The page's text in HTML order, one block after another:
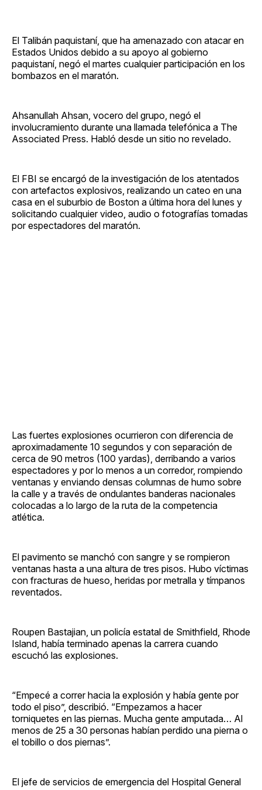
El Talibán paquistaní, que ha amenazado con atacar en
Estados Unidos debido a su apoyo al gobierno
paquistaní, negó el martes cualquier participación en los
bombazos en el maratón.
Ahsanullah Ahsan, vocero del grupo, negó el
involucramiento durante una llamada telefónica a The
Associated Press. Habló desde un sitio no revelado.
El FBI se encargó de la investigación de los atentados
con artefactos explosivos, realizando un cateo en una
casa en el suburbio de Boston a última hora del lunes y
solicitando cualquier video, audio o fotografías tomadas
por espectadores del maratón.
Las fuertes explosiones ocurrieron con diferencia de
aproximadamente 10 segundos y con separación de
cerca de 90 metros (100 yardas), derribando a varios
espectadores y por lo menos a un corredor, rompiendo
ventanas y enviando densas columnas de humo sobre
la calle y a través de ondulantes banderas nacionales
colocadas a lo largo de la ruta de la competencia
atlética.
El pavimento se manchó con sangre y se rompieron
ventanas hasta a una altura de tres pisos. Hubo víctimas
con fracturas de hueso, heridas por metralla y tímpanos
reventados.
Roupen Bastajian, un policía estatal de Smithfield, Rhode
Island, había terminado apenas la carrera cuando
escuchó las explosiones.
“Empecé a correr hacia la explosión y había gente por
todo el piso”, describió. “Empezamos a hacer
torniquetes en las piernas. Mucha gente amputada… Al
menos de 25 a 30 personas habían perdido una pierna o
el tobillo o dos piernas”.
El jefe de servicios de emergencia del Hospital General